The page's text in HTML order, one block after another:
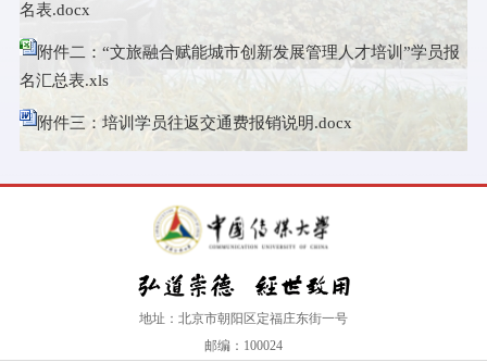
名表.docx
附件二：“文旅融合赋能城市创新发展管理人才培训”学员报
名汇总表.xls
附件三：培训学员往返交通费报销说明.docx
地址：北京市朝阳区定福庄东街一号
邮编：100024